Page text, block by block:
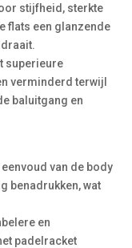
stijfheid, sterkte
flats een glanzende
superieure
verminderd terwijl
baluitgang en
van de body
benadrukken, wat
en
padelracket